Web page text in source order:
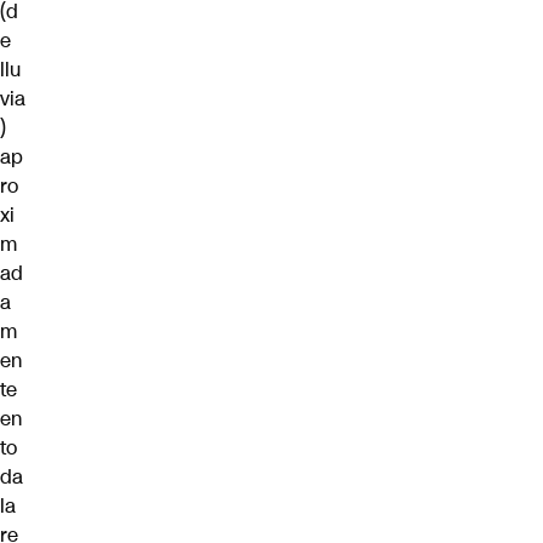
(d
e
llu
via
)
ap
ro
xi
m
ad
a
m
en
te
en
to
da
la
re